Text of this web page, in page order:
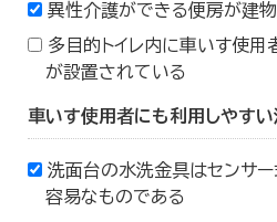
異性介護ができる便房が建物
多目的トイレ内に車いす使用
が設置されている
車いす使用者にも利用しやす
洗面台の水洗金具はセンサ
容易なものである